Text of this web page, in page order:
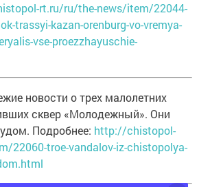
rt.ru/ru/the-news/item/22044-
trassyi-kazan-orenburg-vo-vremya-
vse-proezzhayuschie-
новости о трех малолетних
сквер «Молодежный». Они
Подробнее: http://chistopol-
22060-troe-vandalov-iz-chistopolya-